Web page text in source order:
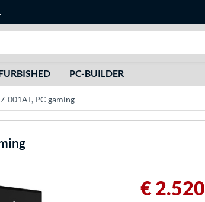
PC-BUILDER
001AT, PC gaming
€